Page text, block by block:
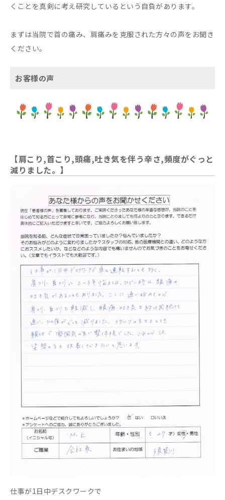
くことを真剣に考え研究しているという自負があります。
まずは当院で首の痛み、肩痛みを克服された方々の声をお聞き
ください。
お客様の声
【肩こり,首こり,頭痛,吐き気を伴う辛さ,頻度がぐっと
減りました。】
仕事が1日中デスクワークで